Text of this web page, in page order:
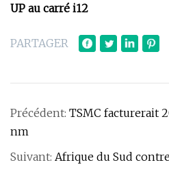
UP au carré i12
PARTAGER
Précédent: TSMC facturerait
nm
Suivant: Afrique du Sud